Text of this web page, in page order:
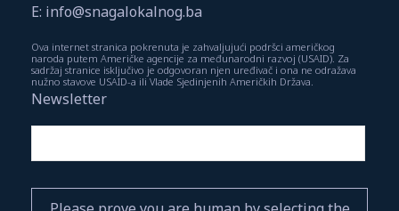
E: info@snagalokalnog.ba
Ova internet stranica pokrenuta je zahvaljujući podršci američkog
naroda putem Američke agencije za međunarodni razvoj (USAID). Za
sadržaj stranice isključivo je odgovoran njen uređivač i ona ne odražava
nužno stavove USAID-a ili Vlade Sjedinjenih Američkih Država.
Newsletter